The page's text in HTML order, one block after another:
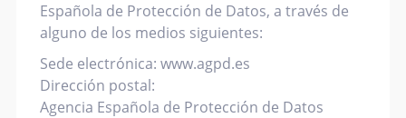
Española de Protección de Datos, a través de
alguno de los medios siguientes:
Sede electrónica: www.agpd.es
Dirección postal:
Agencia Española de Protección de Datos